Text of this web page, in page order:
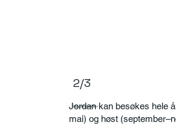
Jordan kan besøkes hele
mai) og høst
Høydepunkter
2/3